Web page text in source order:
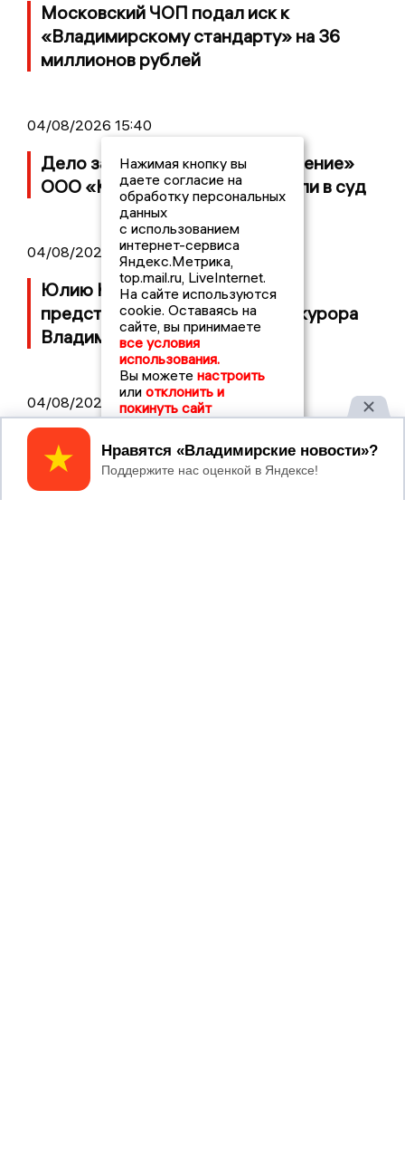
Московский ЧОП подал иск к
«Владимирскому стандарту» на 36
миллионов рублей
04/08/2026 15:40
Дело застройщика ЖК «Поколение»
ООО «Капитал Строй» передали в суд
04/08/2026 11:36
Юлию Калистову официально
представили в должности прокурора
Владимирской области
04/08/2026 09:01
В Суздале прошёл Фестиваль Огурца:
сколько потратили на организацию?
Нажимая кнопку вы
даете согласие на
обработку персональных
данных
с использованием
интернет-сервиса
Яндекс.Метрика,
top.mail.ru, LiveInternet.
На сайте используются
cookie. Оставаясь на
сайте, вы принимаете
все условия
использования.
Вы можете настроить
или отклонить и
покинуть сайт
Принять